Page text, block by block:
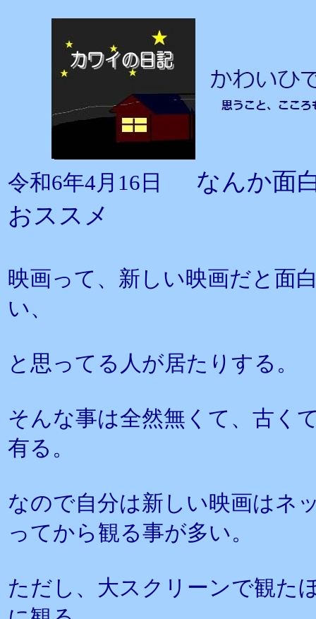
令和6年4月16日
なんか面
おススメ
映画って、新しい映画だと面
い、
と思ってる人が居たりする。
そんな事は全然無くて、古く
有る。
なので自分は新しい映画はネ
ってから観る事が多い。
ただし、大スクリーンで観た